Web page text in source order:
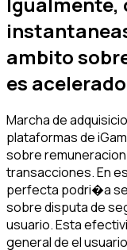
ambito
es acelerado
Marcha de
plataformas de
sobre
transacciones. En
perfecta podri�a
sobre disputa de
usuario. Esta
general de el